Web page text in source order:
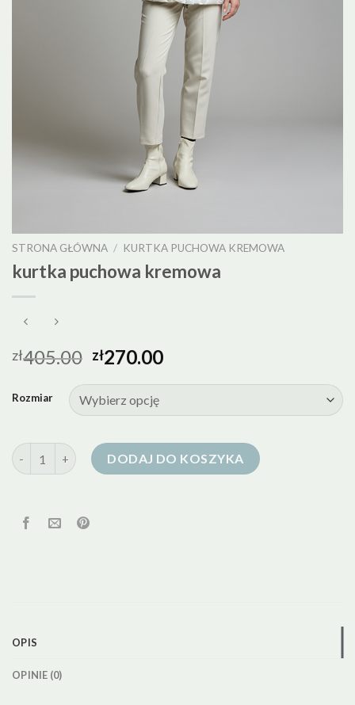
STRONA GŁÓWNA / KURTKA PUCHOWA KREMOWA
kurtka puchowa kremowa
zł405.00 zł270.00
Rozmiar
ilość kurtka puchowa kremowaDODAJ DO KOSZYKA
OPIS
OPINIE (0)